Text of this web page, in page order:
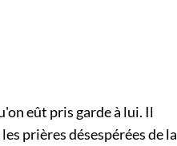
eût pris garde à lui. Il
prières désespérées de la